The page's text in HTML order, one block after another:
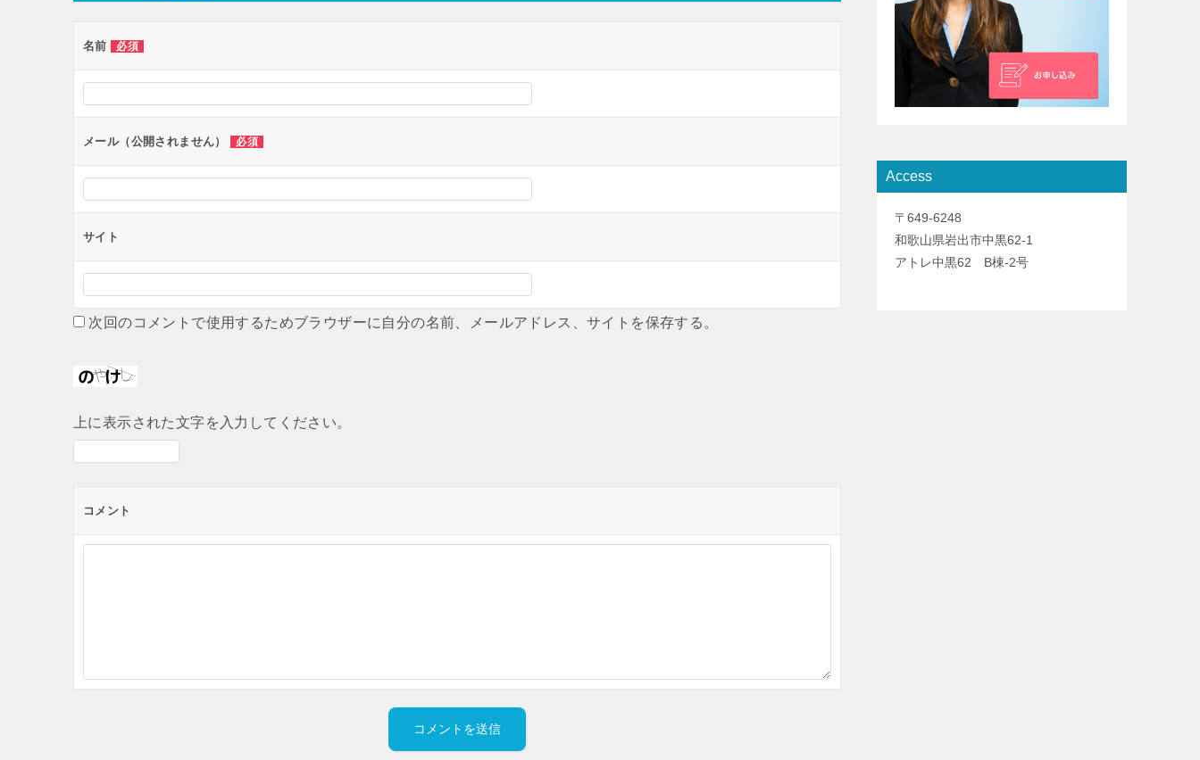
ー
ョ
ン
名前 必須
メール（公開されません） 必須
サイト
次回のコメントで使用するためブラウザーに自分の名前、メールアドレス、サイトを保存する。
上に表示された文字を入力してください。
コメント
Access
〒649-6248
和歌山県岩出市中黒62-1
アトレ中黒62 B棟-2号